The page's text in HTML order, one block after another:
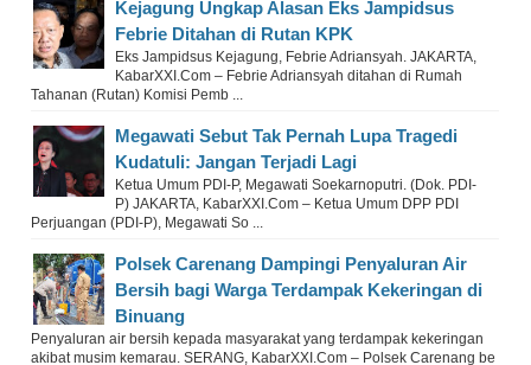
Kejagung Ungkap Alasan Eks Jampidsus
Febrie Ditahan di Rutan KPK
Eks Jampidsus Kejagung, Febrie Adriansyah. JAKARTA,
KabarXXI.Com – Febrie Adriansyah ditahan di Rumah
Tahanan (Rutan) Komisi Pemb ...
Megawati Sebut Tak Pernah Lupa Tragedi
Kudatuli: Jangan Terjadi Lagi
Ketua Umum PDI-P, Megawati Soekarnoputri. (Dok. PDI-
P) JAKARTA, KabarXXI.Com – Ketua Umum DPP PDI
Perjuangan (PDI-P), Megawati So ...
Polsek Carenang Dampingi Penyaluran Air
Bersih bagi Warga Terdampak Kekeringan di
Binuang
Penyaluran air bersih kepada masyarakat yang terdampak kekeringan
akibat musim kemarau. SERANG, KabarXXI.Com – Polsek Carenang be